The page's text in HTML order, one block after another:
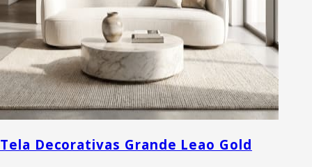
Tela Decorativas Grande Leao Gold